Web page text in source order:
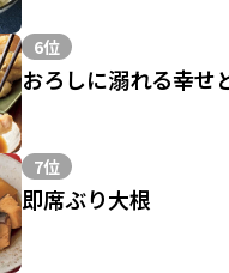
6位
おろしに溺れる幸せ
7位
即席ぶり大根